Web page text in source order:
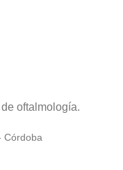
oftalmología.
Córdoba